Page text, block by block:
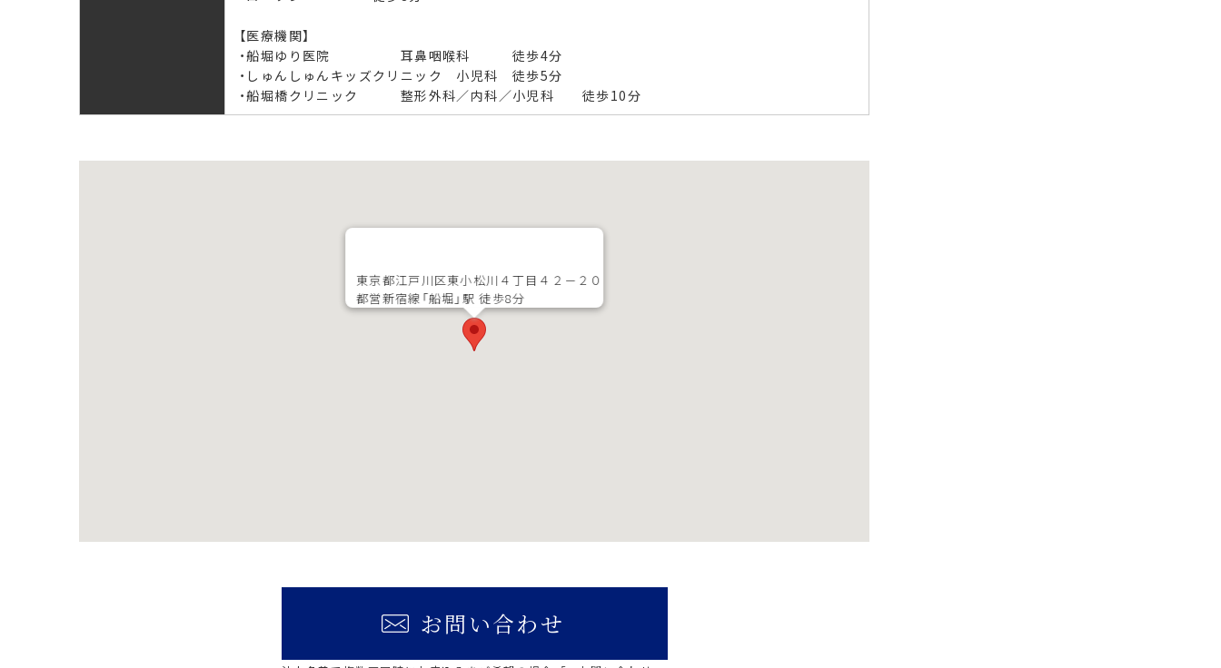
【医療機関】
・船堀ゆり医院 耳鼻咽喉科 徒歩4分
・しゅんしゅんキッズクリニック 小児科 徒歩5分
・船堀橋クリニック 整形外科／内科／小児科 徒歩10分
東京都江戸川区東小松川４丁目４２－２０
都営新宿線「船堀」駅 徒歩8分
お問い合わせ